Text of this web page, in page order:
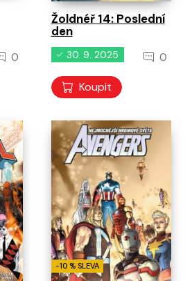
0
Žoldnéř 14: Poslední
den
30. 9. 2025 0
Koupit
-10 % SLEVA